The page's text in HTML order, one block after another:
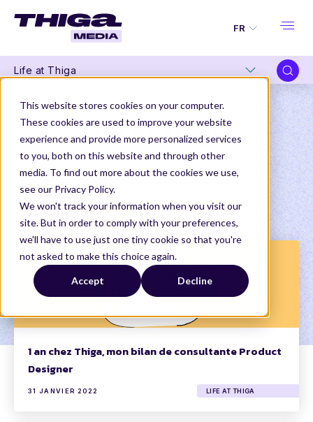
This website stores cookies on your computer.
These cookies are used to improve your website
experience and provide more personalized services
to you, both on this website and through other
media. To find out more about the cookies we use,
see our Privacy Policy.
We won't track your information when you visit our
site. But in order to comply with your preferences,
we'll have to use just one tiny cookie so that you're
not asked to make this choice again.
Accept Decline
FR
Life at Thiga
Life At Thiga
ARTICLES
Thiga Media Life At Thiga
1 an chez Thiga, mon bilan de consultante Product
Designer
31 JANVIER 2022 LIFE AT THIGA